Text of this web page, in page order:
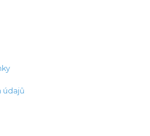
údajů